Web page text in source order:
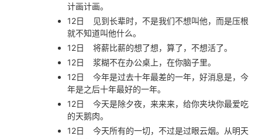
计画计画。
12日
见到长辈时，不是我们不想叫他，而是压根
就不知道叫他什么。
12日
将薪比薪的想了想，算了，不想活了。
12日
浆糊不在办公桌上，在你脑子里。
12日
今年是过去十年最差的一年，好消息是，今
年是之后十年最好的一年。
12日
今天是除夕夜，来来来，给你夹块你最爱吃
的天鹅肉。
12日
今天所有的一切，不过是过眼云烟。从明天